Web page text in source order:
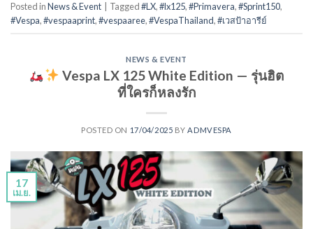
Posted inNews & Event Tagged#LX,#lx125,#Primavera,#Sprint150,
#Vespa,#vespaaprint,#vespaaree,#VespaThailand,#เวสป้าอารีย์
NEWS & EVENT
Vespa LX 125 White Edition — รุ่นฮิต
ที่ใครก็หลงรัก
POSTED ON 17/04/2025 BYADMVESPA
17
เม.ย.